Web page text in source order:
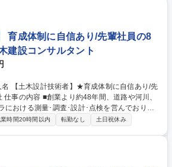
業務 【作業環境】最新技術を取り入れた環境で
※将来的には希望により設計や他部署に挑戦す
働ける◎
育成体制に自信あり/先輩社員の8
建設コンサルタント
、
における測量･調査･設計･点検を営んでおりま
して、まずは補佐業務からお任せします。先輩
告書作成 ■その他事務作業 (先輩社員との同行･
強会への参加 など ★いずれも建設プロジェク
業時間20時間以内 転勤なし 土日祝休み